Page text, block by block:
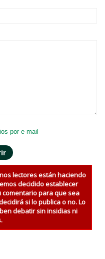
por e-mail
lectores están haciendo
decidido establecer
para que sea
si lo publica o no. Lo
debatir sin insidias ni